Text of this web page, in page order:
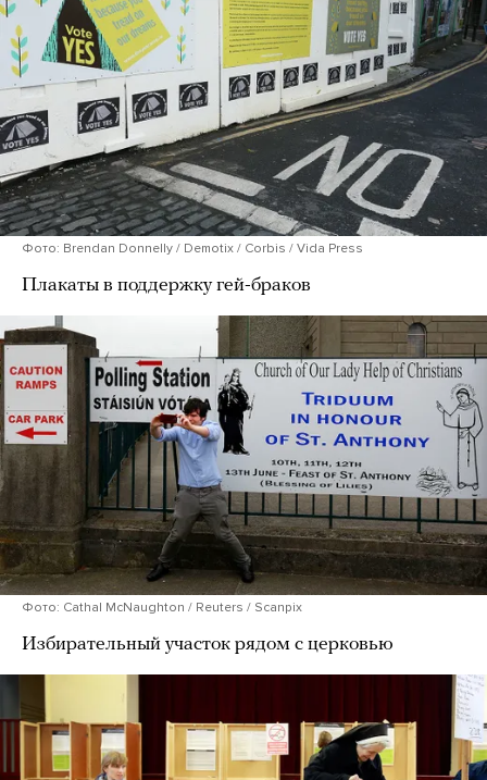
Фото: Brendan Donnelly / Demotix / Corbis / Vida Press
Плакаты в поддержку гей-браков
Фото: Cathal McNaughton / Reuters / Scanpix
Избирательный участок рядом с церковью